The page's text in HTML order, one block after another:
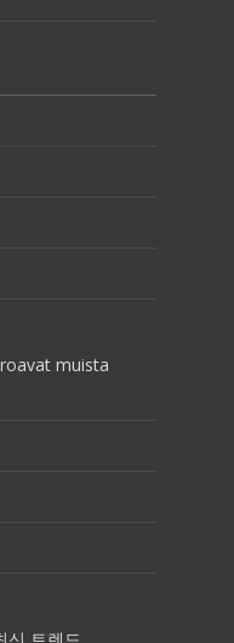
muista